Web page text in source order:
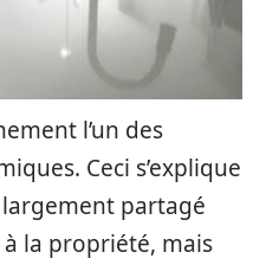
l’un des
Ceci s’explique
partagé
à la propriété, mais